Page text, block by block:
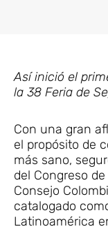
Así inició el
la 38 Feria de
Con una gran
el propósito de
más sano,
del Congreso
Consejo
catalogado
Latinoamérica